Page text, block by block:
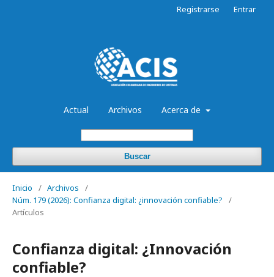
Actual Archivos Acerca de
Buscar
Registrarse Entrar
Inicio / Archivos
/
Núm. 179 (2026): Confianza digital: ¿innovación confiable?
/
Artículos
Confianza digital: ¿Innovación
confiable?